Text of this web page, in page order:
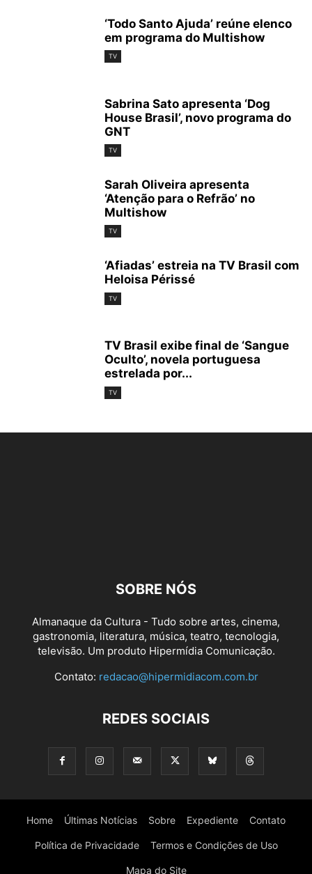
‘Todo Santo Ajuda’ reúne elenco
em programa do Multishow
TV
Sabrina Sato apresenta ‘Dog
House Brasil’, novo programa do
GNT
TV
Sarah Oliveira apresenta
‘Atenção para o Refrão’ no
Multishow
TV
‘Afiadas’ estreia na TV Brasil com
Heloisa Périssé
TV
TV Brasil exibe final de ‘Sangue
Oculto’, novela portuguesa
estrelada por...
TV
SOBRE NÓS
Almanaque da Cultura - Tudo sobre artes, cinema,
gastronomia, literatura, música, teatro, tecnologia,
televisão. Um produto Hipermídia Comunicação.
Contato: redacao@hipermidiacom.com.br
REDES SOCIAIS
Home Últimas Notícias Sobre Expediente Contato
Política de Privacidade Termos e Condições de Uso
Mapa do Site